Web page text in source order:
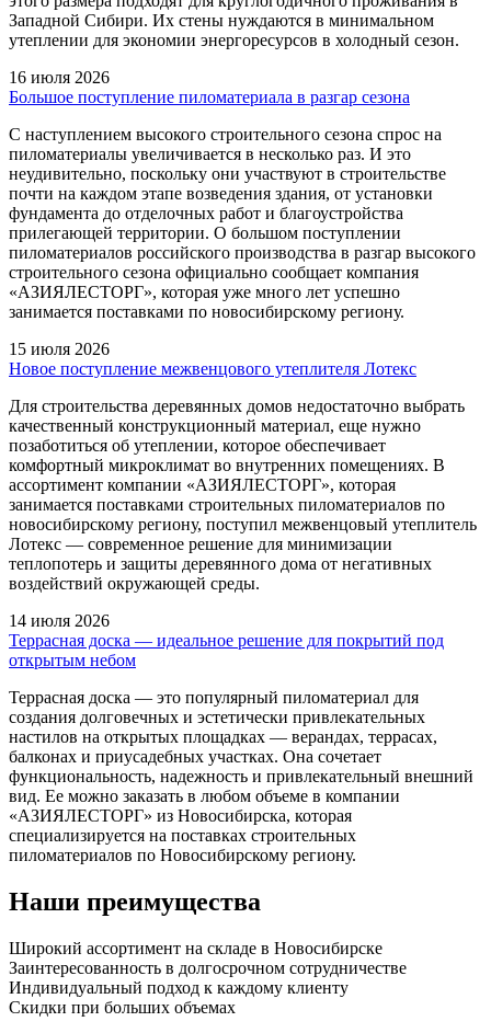
Западной Сибири. Их стены нуждаются в минимальном
утеплении для экономии энергоресурсов в холодный сезон.
16 июля 2026
Большое поступление пиломатериала в разгар сезона
С наступлением высокого строительного сезона спрос на
пиломатериалы увеличивается в несколько раз. И это
неудивительно, поскольку они участвуют в строительстве
почти на каждом этапе возведения здания, от установки
фундамента до отделочных работ и благоустройства
прилегающей территории. О большом поступлении
пиломатериалов российского производства в разгар высокого
строительного сезона официально сообщает компания
«АЗИЯЛЕСТОРГ», которая уже много лет успешно
занимается поставками по новосибирскому региону.
15 июля 2026
Новое поступление межвенцового утеплителя Лотекс
Для строительства деревянных домов недостаточно выбрать
качественный конструкционный материал, еще нужно
позаботиться об утеплении, которое обеспечивает
комфортный микроклимат во внутренних помещениях. В
ассортимент компании «АЗИЯЛЕСТОРГ», которая
занимается поставками строительных пиломатериалов по
новосибирскому региону, поступил межвенцовый утеплитель
Лотекс — современное решение для минимизации
теплопотерь и защиты деревянного дома от негативных
воздействий окружающей среды.
14 июля 2026
Террасная доска — идеальное решение для покрытий под
открытым небом
Террасная доска — это популярный пиломатериал для
создания долговечных и эстетически привлекательных
настилов на открытых площадках — верандах, террасах,
балконах и приусадебных участках. Она сочетает
функциональность, надежность и привлекательный внешний
вид. Ее можно заказать в любом объеме в компании
«АЗИЯЛЕСТОРГ» из Новосибирска, которая
специализируется на поставках строительных
пиломатериалов по Новосибирскому региону.
Наши преимущества
Широкий ассортимент на складе в Новосибирске
Заинтересованность в долгосрочном сотрудничестве
Индивидуальный подход к каждому клиенту
Скидки при больших объемах